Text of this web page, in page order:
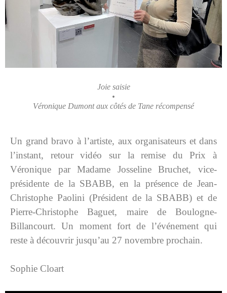
Joie saisie
•
Véronique Dumontaux côtés de Tane récompensé
Un grand bravo à l’artiste, aux organisateurs et dans
l’instant, retour vidéo sur la remise du Prix à
Véronique par Madame Josseline Bruchet, vice-
présidente de la SBABB, en la présence de Jean-
Christophe Paolini (Président de la SBABB) et de
Pierre-Christophe Baguet, maire de Boulogne-
Billancourt. Un moment fort de l’événement qui
reste à découvrir jusqu’au 27 novembre prochain.
Sophie Cloart